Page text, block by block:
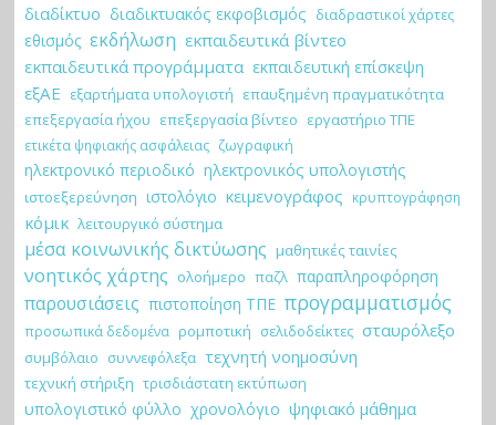
διαδίκτυο διαδικτυακός εκφοβισμός διαδραστικοί χάρτες
εθισμός εκδήλωση εκπαιδευτικά βίντεο
εκπαιδευτικά προγράμματα εκπαιδευτική επίσκεψη
εξΑΕ εξαρτήματα υπολογιστή επαυξημένη πραγματικότητα
επεξεργασία ήχου επεξεργασία βίντεο εργαστήριο ΤΠΕ
ετικέτα ψηφιακής ασφάλειας ζωγραφική
ηλεκτρονικό περιοδικό ηλεκτρονικός υπολογιστής
ιστοεξερεύνηση ιστολόγιο κειμενογράφος κρυπτογράφηση
κόμικ λειτουργικό σύστημα
μέσα κοινωνικής δικτύωσης μαθητικές ταινίες
νοητικός χάρτης ολοήμερο παζλ παραπληροφόρηση
παρουσιάσεις πιστοποίηση ΤΠΕ προγραμματισμός
προσωπικά δεδομένα ρομποτική σελιδοδείκτες σταυρόλεξο
συμβόλαιο συννεφόλεξα τεχνητή νοημοσύνη
τεχνική στήριξη τρισδιάστατη εκτύπωση
υπολογιστικό φύλλο χρονολόγιο ψηφιακό μάθημα